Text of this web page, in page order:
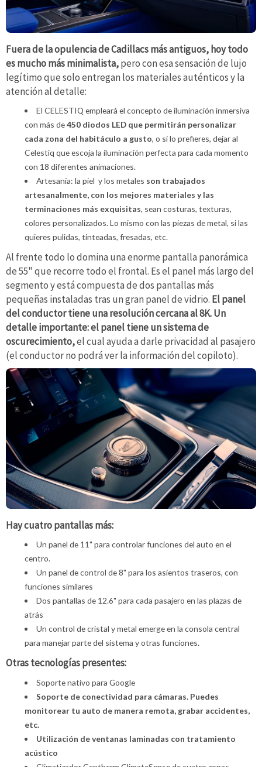
Fuera de la opulencia de Cadillacs más antiguos, hoy todo
es mucho más minimalista,pero con esa sensación de lujo
legítimo que solo entregan los materiales auténticos y la
atención al detalle:
El CELESTIQ empleará el concepto de iluminación inmersiva
con más de450 diodos LED que permitirán personalizar
cada zona del habitáculo a gusto, o si lo prefieres, dejar al
Celestiq que escoja la iluminación perfecta para cada momento
con 18 diferentes animaciones.
Artesanía: la piel y los metales son trabajados
artesanalmente, con los mejores materiales y las
terminaciones más exquisitas, sean costuras, texturas,
colores personalizados. Lo mismo con las piezas de metal, si las
quieres pulidas, tinteadas, fresadas, etc.
Al frente todo lo domina una enorme pantalla panorámica
de 55" que recorre todo el frontal. Es el panel más largo del
segmento y está compuesta de dos pantallas más
pequeñas instaladas tras un gran panel de vidrio. El panel
del conductor tiene una resolución cercana al 8K. Un
detalle importante: el panel tiene un sistema de
oscurecimiento,el cual ayuda a darle privacidad al pasajero
(el conductor no podrá ver la información del copiloto).
Hay cuatro pantallas más:
Un panel de 11" para controlar funciones del auto en el
centro.
Un panel de control de 8" para los asientos traseros, con
funciones similares
Dos pantallas de 12.6" para cada pasajero en las plazas de
atrás
Un control de cristal y metal emerge en la consola central
para manejar parte del sistema y otras funciones.
Otras tecnologías presentes:
Soporte nativo para Google
Soporte de conectividad para cámaras. Puedes
monitorear tu auto de manera remota, grabar accidentes,
etc.
Utilización de ventanas laminadas con tratamiento
acústico